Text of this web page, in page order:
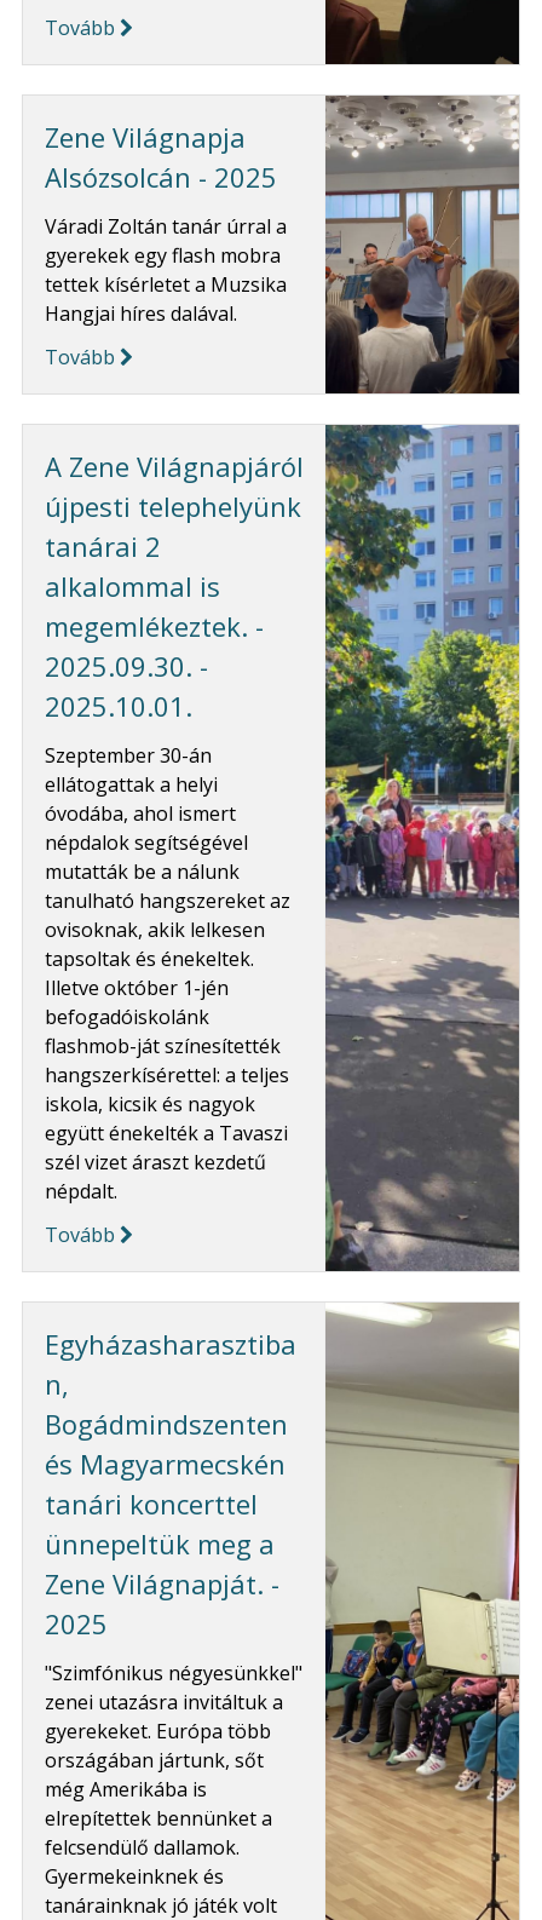
Tovább
Zene Világnapja
Alsózsolcán - 2025
Váradi Zoltán tanár úrral a
gyerekek egy flash mobra
tettek kísérletet a Muzsika
Hangjai híres dalával.
Tovább
A Zene Világnapjáról
újpesti telephelyünk
tanárai 2
alkalommal is
megemlékeztek. -
2025.09.30. -
2025.10.01.
Szeptember 30-án
ellátogattak a helyi
óvodába, ahol ismert
népdalok segítségével
mutatták be a nálunk
tanulható hangszereket az
ovisoknak, akik lelkesen
tapsoltak és énekeltek.
Illetve október 1-jén
befogadóiskolánk
flashmob-ját színesítették
hangszerkísérettel: a teljes
iskola, kicsik és nagyok
együtt énekelték a Tavaszi
szél vizet áraszt kezdetű
népdalt.
Tovább
Egyházasharasztiba
n,
Bogádmindszenten
és Magyarmecskén
tanári koncerttel
ünnepeltük meg a
Zene Világnapját. -
2025
"Szimfónikus négyesünkkel"
zenei utazásra invitáltuk a
gyerekeket. Európa több
országában jártunk, sőt
még Amerikába is
elrepítettek bennünket a
felcsendülő dallamok.
Gyermekeinknek és
tanárainknak jó játék volt